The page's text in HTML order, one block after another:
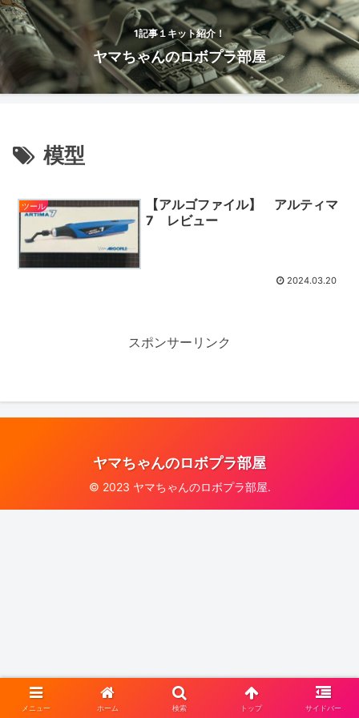
1記事１キット紹介！
ヤマちゃんのロボプラ部屋
模型
ツール
【アルゴファイル】 アルティマ
7 レビュー
2024.03.20
スポンサーリンク
ヤマちゃんのロボプラ部屋
© 2023 ヤマちゃんのロボプラ部屋.
メニュー ホーム 検索 トップ サイドバー